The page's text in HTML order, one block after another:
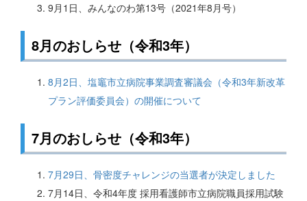
9月1日、みんなのわ第13号（2021年8月号）
8月のおしらせ（令和3年）
8月2日、塩竈市立病院事業調査審議会（令和3年新改革
プラン評価委員会）の開催について
7月のおしらせ（令和3年）
7月29日、骨密度チャレンジの当選者が決定しました
7月14日、令和4年度 採用看護師市立病院職員採用試験